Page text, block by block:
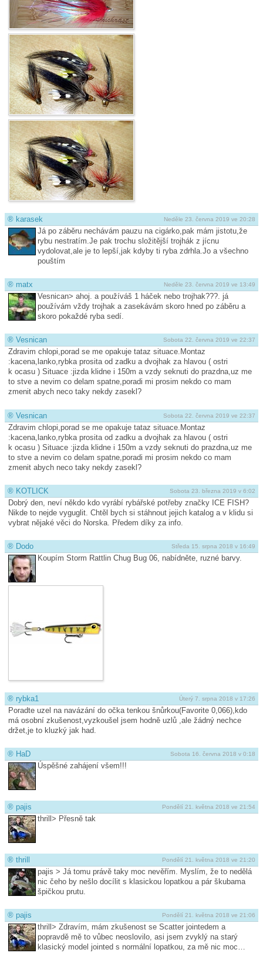
Neděle 23. června 2019 ve 20:28
® karasek
Já po záběru nechávám pauzu na cigárko,pak mám jistotu,že
rybu nestratím.Je pak trochu složitější trojhák z jícnu
vydolovat,ale je to lepší,jak kdyby ti ryba zdrhla.Jo a všechno
pouštím
Neděle 23. června 2019 ve 13:49
® matx
Vesnican> ahoj. a používáš 1 háček nebo trojhak???. já
používám vždy trojhak a zasekávám skoro hned po záběru a
skoro pokaždé ryba sedí.
Sobota 22. června 2019 ve 22:37
® Vesnican
Zdravim chlopi,porad se me opakuje tataz situace.Montaz
:kacena,lanko,rybka prosita od zadku a dvojhak za hlavou ( ostri
k ocasu ) Situace :jizda klidne i 150m a vzdy seknuti do prazdna,uz me
to stve a nevim co delam spatne,poradi mi prosim nekdo co mam
zmenit abych neco taky nekdy zasekl?
Sobota 22. června 2019 ve 22:37
® Vesnican
Zdravim chlopi,porad se me opakuje tataz situace.Montaz
:kacena,lanko,rybka prosita od zadku a dvojhak za hlavou ( ostri
k ocasu ) Situace :jizda klidne i 150m a vzdy seknuti do prazdna,uz me
to stve a nevim co delam spatne,poradi mi prosim nekdo co mam
zmenit abych neco taky nekdy zasekl?
Sobota 23. března 2019 v 6:02
® KOTLICK
Dobrý den, neví někdo kdo vyrábí rybářské potřeby značky ICE FISH?
Nikde to nejde vyguglit. Chtěl bych si stáhnout jejich katalog a v klidu si
vybrat nějaké věci do Norska. Předem díky za info.
Středa 15. srpna 2018 v 16:49
® Dodo
Koupím Storm Rattlin Chug Bug 06, nabídněte, ruzné barvy.
Úterý 7. srpna 2018 v 17:26
® rybka1
Poradte uzel na navázání do očka tenkou šnůrkou(Favorite 0,066),kdo
má osobní zkušenost,vyzkoušel jsem hodně uzlů ,ale žádný nechce
držet,je to kluzký jak had.
Sobota 16. června 2018 v 0:18
® HaD
Úspěšné zahájení všem!!!
Pondělí 21. května 2018 ve 21:54
® pajis
thrill> Přesně tak
Pondělí 21. května 2018 ve 21:20
® thrill
pajis > Já tomu právě taky moc nevěřím. Myslím, že to nedělá
nic čeho by nešlo docílit s klasickou lopatkou a pár škubama
špičkou prutu.
Pondělí 21. května 2018 ve 21:06
® pajis
thrill> Zdravím, mám zkušenost se Scatter jointedem a
popravdě mě to vůbec neoslovilo, asi jsem zvyklý na starý
klasický model jointed s normální lopatkou, za mě nic moc…